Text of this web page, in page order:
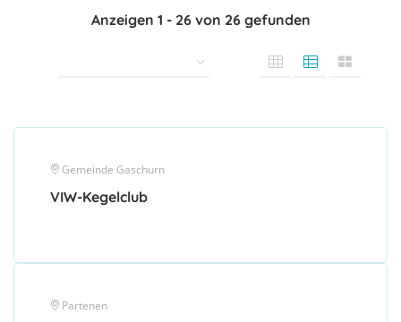
Anzeigen 1 - 26von 26gefunden
Gemeinde Gaschurn
VIW-Kegelclub
Partenen